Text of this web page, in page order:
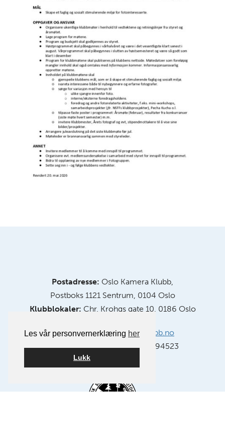
Les vår personvernerklæring her
Lukk
Postadresse: Oslo Kamera Klubb,
Postboks 1121 Sentrum, 0104 Oslo
Klubblokaler: Chr. Krohgs gate 10, 0186 Oslo
E-post: info@oslokameraklubb.no
Organisasjonsnummer:991594523